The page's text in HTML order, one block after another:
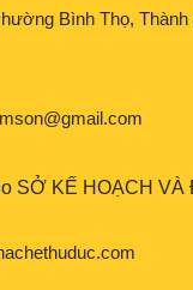
Bình Thọ,
SỞ KẾ HOẠCH